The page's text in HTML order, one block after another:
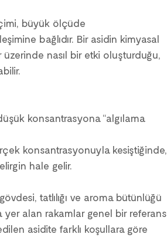
büyük ölçüde
bağlıdır. Bir asidin kimyasal
nasıl bir etki oluşturduğu,
konsantrasyona “algılama
konsantrasyonuyla kesiştiğinde,
hale gelir.
tatlılığı ve aroma bütünlüğü
yer alan rakamlar genel bir referans
asidite farklı koşullara göre